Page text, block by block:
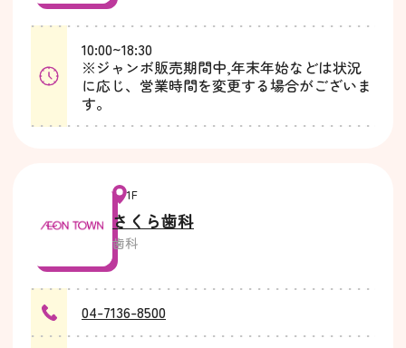
10:00~18:30
※ジャンボ販売期間中,年末年始などは状況
に応じ、営業時間を変更する場合がございま
す。
1F
さくら歯科
歯科
04-7136-8500